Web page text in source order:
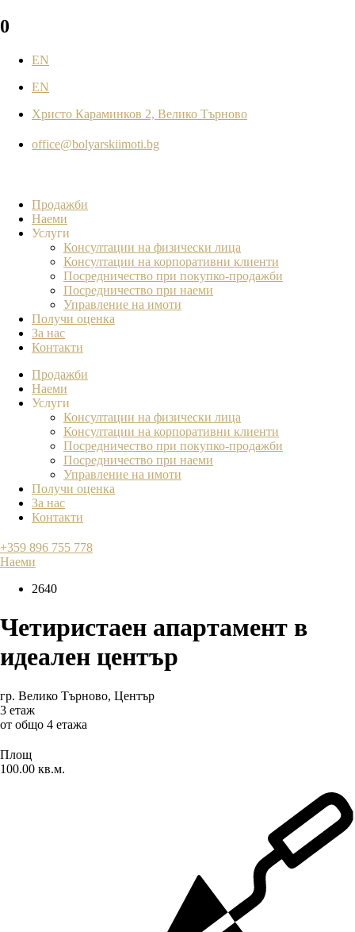
0
EN
EN
Христо Караминков 2, Велико Търново
office@bolyarskiimoti.bg
Продажби
Наеми
Услуги
Консултации на физически лица
Консултации на корпоративни клиенти
Посредничество при покупко-продажби
Посредничество при наеми
Управление на имоти
Получи оценка
За нас
Контакти
Продажби
Наеми
Услуги
Консултации на физически лица
Консултации на корпоративни клиенти
Посредничество при покупко-продажби
Посредничество при наеми
Управление на имоти
Получи оценка
За нас
Контакти
+359 896 755 778
Наеми
2640
Четиристаен апартамент в
идеален център
гр. Велико Търново, Център
3 етаж
от общо 4 етажа
Площ
100.00 кв.м.